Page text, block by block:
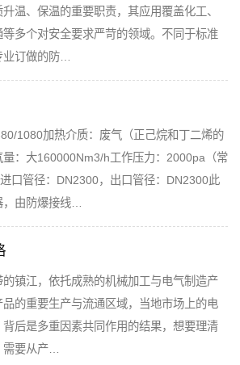
温、保温的重要职责，其应用覆盖化工、
多个对安全要求严苛的领域。不同于标准
订做的防…
1080加热介质：废气（正己烷和丁二烯的
：大160000Nm3/h工作压力：2000pa（常
口管径：DN2300，出口管径：DN2300此
由防爆接线…
镇江，依托成熟的机械加工与电气制造产
的重要生产与流通区域，当地市场上的电
后是多重因素共同作用的结果，想要理清
要从产…